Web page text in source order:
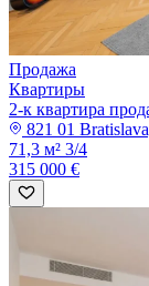
Продажа
Квартиры
2-к квартира
821 01
71,3 м² 3/4
315 000 €